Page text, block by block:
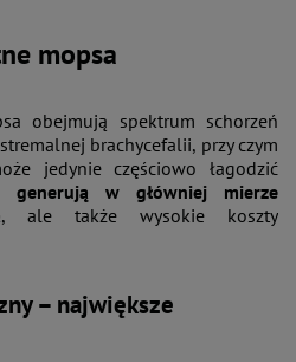
mopsa
obejmują spektrum schorzeń
brachycefalii, przy czym
jedynie częściowo łagodzić
generują w główniej mierze
, ale także wysokie koszty
– największe